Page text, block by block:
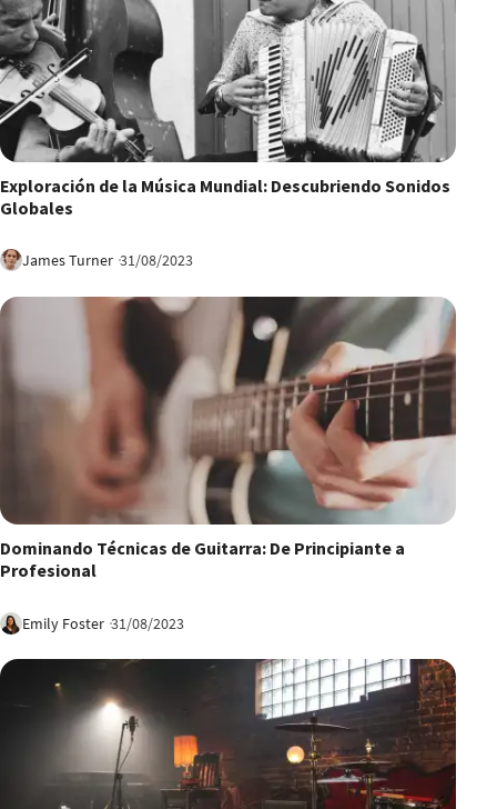
Exploración de la Música Mundial: Descubriendo Sonidos
Globales
James Turner 31/08/2023
Dominando Técnicas de Guitarra: De Principiante a
Profesional
Emily Foster 31/08/2023